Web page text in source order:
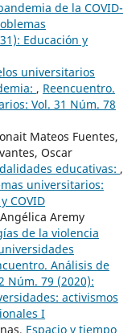
de la COVID-
Educación y
universitarios
, Reencuentro.
Vol. 31 Núm. 78
Mateos Fuentes,
Oscar
educativas: ,
universitarios:
COVID
Aremy
de la violencia
Análisis de
Núm. 79 (2020):
activismos
I
Espacio y tiempo